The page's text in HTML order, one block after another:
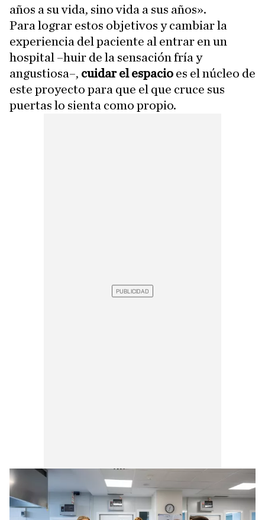
años a su vida, sino vida a sus años».
Para lograr estos objetivos y cambiar la
experiencia del paciente al entrar en un
hospital –huir de la sensación fría y
angustiosa–, cuidar el espacio es el núcleo de
este proyecto para que el que cruce sus
puertas lo sienta como propio.